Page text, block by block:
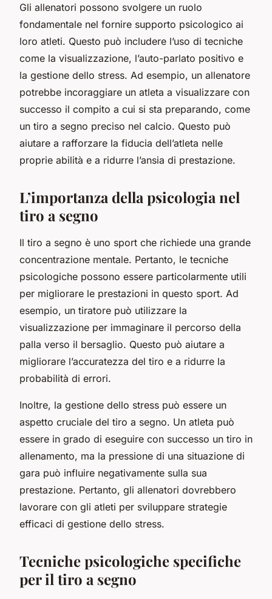
Gli allenatori possono svolgere un ruolo
fondamentale nel fornire supporto psicologico ai
loro atleti. Questo può includere l’uso di tecniche
come la visualizzazione, l’auto-parlato positivo e
la gestione dello stress. Ad esempio, un allenatore
potrebbe incoraggiare un atleta a visualizzare con
successo il compito a cui si sta preparando, come
un tiro a segno preciso nel calcio. Questo può
aiutare a rafforzare la fiducia dell’atleta nelle
proprie abilità e a ridurre l’ansia di prestazione.
L’importanza della psicologia nel
tiro a segno
Il tiro a segno è uno sport che richiede una grande
concentrazione mentale. Pertanto, le tecniche
psicologiche possono essere particolarmente utili
per migliorare le prestazioni in questo sport. Ad
esempio, un tiratore può utilizzare la
visualizzazione per immaginare il percorso della
palla verso il bersaglio. Questo può aiutare a
migliorare l’accuratezza del tiro e a ridurre la
probabilità di errori.
Inoltre, la gestione dello stress può essere un
aspetto cruciale del tiro a segno. Un atleta può
essere in grado di eseguire con successo un tiro in
allenamento, ma la pressione di una situazione di
gara può influire negativamente sulla sua
prestazione. Pertanto, gli allenatori dovrebbero
lavorare con gli atleti per sviluppare strategie
efficaci di gestione dello stress.
Tecniche psicologiche specifiche
per il tiro a segno